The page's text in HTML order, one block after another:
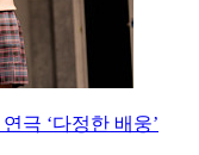
극 ‘다정한 배웅’